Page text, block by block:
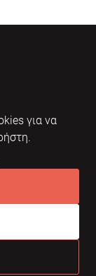
για να